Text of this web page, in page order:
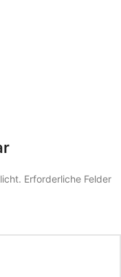
Erforderliche Felder